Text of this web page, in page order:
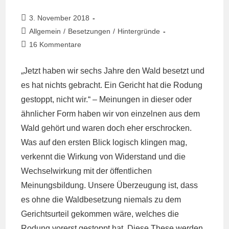
Beitrag
veröffentlicht:
3. November 2018
Beitrags-
Kategorie:
Allgemein / Besetzungen / Hintergründe
Beitrags-
16 Kommentare
„Jetzt haben wir sechs Jahre den Wald besetzt und
es hat nichts gebracht. Ein Gericht hat die Rodung
gestoppt, nicht wir.“ – Meinungen in dieser oder
ähnlicher Form haben wir von einzelnen aus dem
Wald gehört und waren doch eher erschrocken.
Was auf den ersten Blick logisch klingen mag,
verkennt die Wirkung von Widerstand und die
Wechselwirkung mit der öffentlichen
Meinungsbildung. Unsere Überzeugung ist, dass
es ohne die Waldbesetzung niemals zu dem
Gerichtsurteil gekommen wäre, welches die